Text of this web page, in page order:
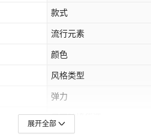
款式
流行元素
颜色
风格类型
弹力
是否跨境货源
展开全部